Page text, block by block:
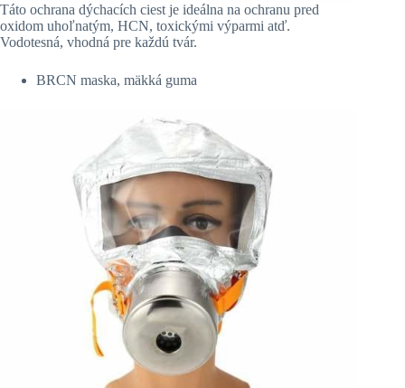
Táto ochrana dýchacích ciest je ideálna na ochranu pred
oxidom uhoľnatým, HCN, toxickými výparmi atď.
Vodotesná, vhodná pre každú tvár.
BRCN maska, mäkká guma